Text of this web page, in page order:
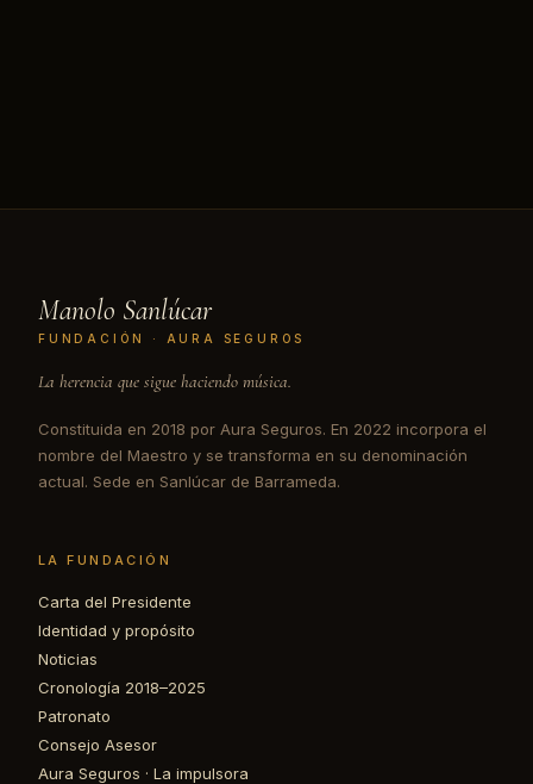
Manolo Sanlúcar
FUNDACIÓN · AURA SEGUROS
La herencia que sigue haciendo música.
Constituida en 2018 por Aura Seguros. En 2022 incorpora el
nombre del Maestro y se transforma en su denominación
actual. Sede en Sanlúcar de Barrameda.
LA FUNDACIÓN
Carta del Presidente
Identidad y propósito
Noticias
Cronología 2018–2025
Patronato
Consejo Asesor
Aura Seguros · La impulsora